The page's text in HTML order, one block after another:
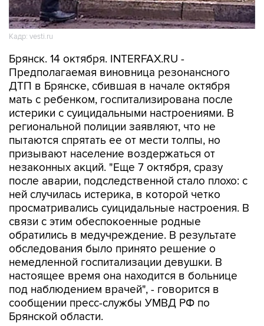
Кадр: vesti.ru
Брянск. 14 октября. INTERFAX.RU -
Предполагаемая виновница резонансного
ДТП в Брянске, сбившая в начале октября
мать с ребенком, госпитализирована после
истерики с суицидальными настроениями. В
региональной полиции заявляют, что не
пытаются спрятать ее от мести толпы, но
призывают население воздержаться от
незаконных акций. "Еще 7 октября, сразу
после аварии, подследственной стало плохо: с
ней случилась истерика, в которой четко
просматривались суицидальные настроения. В
связи с этим обеспокоенные родные
обратились в медучреждение. В результате
обследования было принято решение о
немедленной госпитализации девушки. В
настоящее время она находится в больнице
под наблюдением врачей", - говорится в
сообщении пресс-службы УМВД РФ по
Брянской области.